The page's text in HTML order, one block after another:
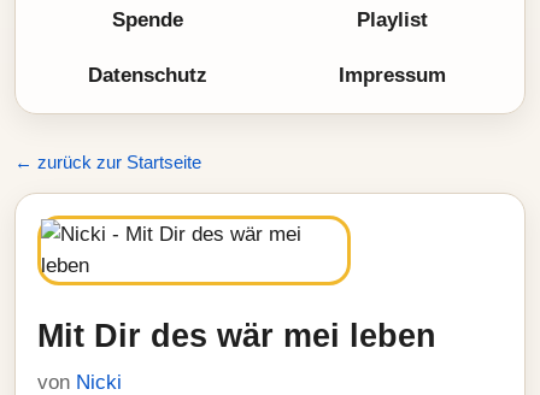
Spende Playlist
Datenschutz Impressum
← zurück zur Startseite
Mit Dir des wär mei leben
von Nicki